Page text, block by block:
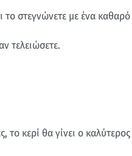
στεγνώνετε με ένα καθαρό
τελειώσετε.
κερί θα γίνει ο